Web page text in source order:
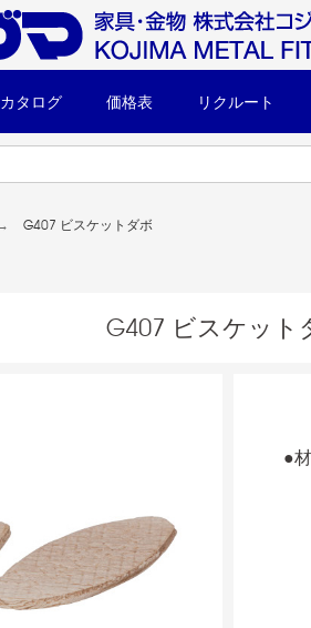
カタログ 価格表 リクルート
G407 ビスケットダボ
G407 ビスケット
●